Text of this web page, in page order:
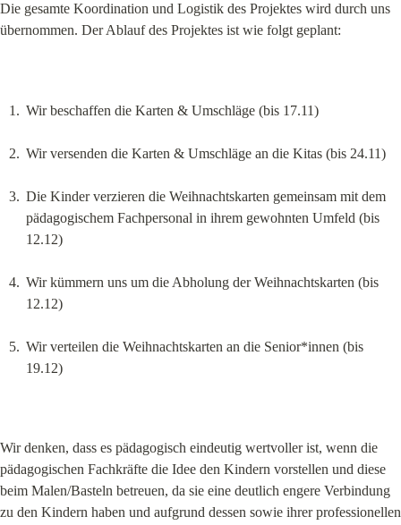
Die gesamte Koordination und Logistik des Projektes wird durch uns
übernommen. Der Ablauf des Projektes ist wie folgt geplant:
Wir beschaffen die Karten & Umschläge (bis 17.11)
Wir versenden die Karten & Umschläge an die Kitas (bis 24.11)
Die Kinder verzieren die Weihnachtskarten gemeinsam mit dem
pädagogischem Fachpersonal in ihrem gewohnten Umfeld (bis
12.12)
Wir kümmern uns um die Abholung der Weihnachtskarten (bis
12.12)
Wir verteilen die Weihnachtskarten an die Senior*innen (bis
19.12)
Wir denken, dass es pädagogisch eindeutig wertvoller ist, wenn die
pädagogischen Fachkräfte die Idee den Kindern vorstellen und diese
beim Malen/Basteln betreuen, da sie eine deutlich engere Verbindung
zu den Kindern haben und aufgrund dessen sowie ihrer professionellen